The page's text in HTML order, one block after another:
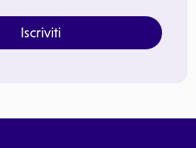
Iscriviti